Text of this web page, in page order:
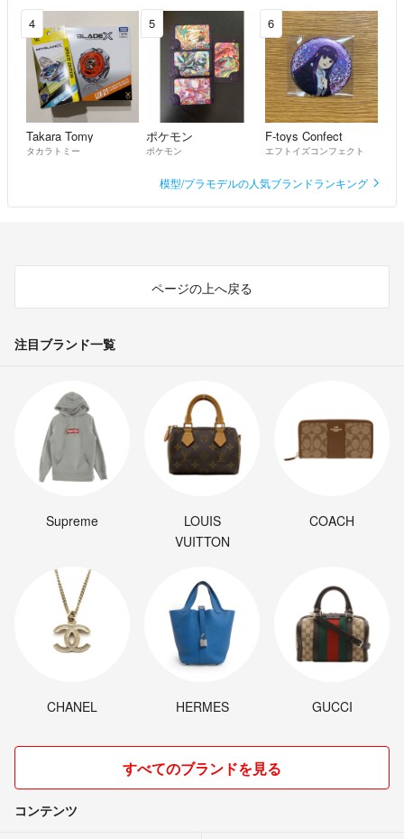
4
Takara Tomy
タカラトミー
5
ポケモン
ポケモン
6
F-toys Confect
エフトイズコンフェクト
模型/プラモデルの人気ブランドランキング
ページの上へ戻る
注目ブランド一覧
Supreme
LOUIS
VUITTON
COACH
CHANEL HERMES GUCCI
すべてのブランドを見る
コンテンツ